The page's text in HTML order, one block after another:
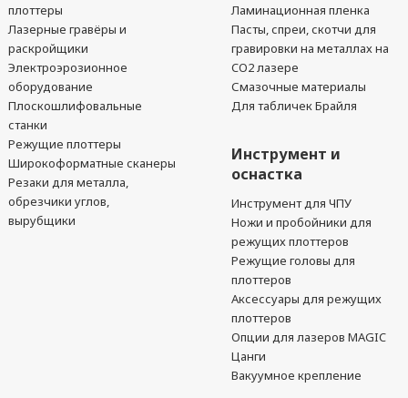
плоттеры
Лазерные гравёры и
раскройщики
Электроэрозионное
оборудование
Плоскошлифовальные
станки
Режущие плоттеры
Широкоформатные сканеры
Резаки для металла,
обрезчики углов,
вырубщики
Ламинационная пленка
Пасты, спреи, скотчи для
гравировки на металлах на
CO2 лазере
Смазочные материалы
Для табличек Брайля
Инструмент и
оснастка
Инструмент для ЧПУ
Ножи и пробойники для
режущих плоттеров
Режущие головы для
плоттеров
Аксессуары для режущих
плоттеров
Опции для лазеров MAGIC
Цанги
Вакуумное крепление